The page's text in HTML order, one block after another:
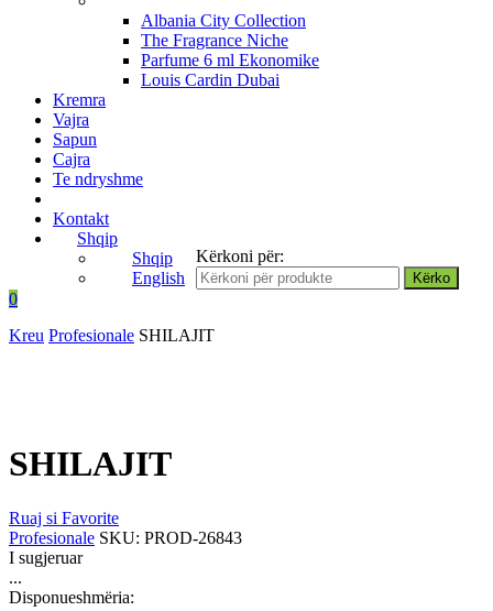
Albania City Collection
The Fragrance Niche
Parfume 6 ml Ekonomike
Louis Cardin Dubai
Kremra
Vajra
Sapun
Cajra
Te ndryshme
Kontakt
Shqip
Shqip
English
Kërkoni për:
0
Kreu Profesionale SHILAJIT
SHILAJIT
Ruaj si Favorite
Profesionale SKU: PROD-26843
I sugjeruar
...
Disponueshmëria: